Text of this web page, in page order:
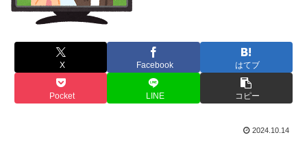
X Facebook はてブ
Pocket LINE コピー
2024.10.14